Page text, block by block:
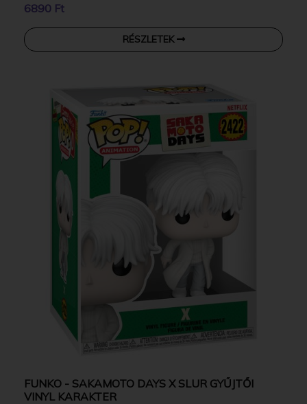
6890 Ft
RÉSZLETEK
FUNKO - SAKAMOTO DAYS X SLUR GYŰJTŐI
VINYL KARAKTER